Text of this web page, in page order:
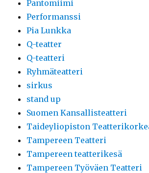
Pantomiimi
Performanssi
Pia Lunkka
Q-teatter
Q-teatteri
Ryhmäteatteri
sirkus
stand up
Suomen Kansallisteatteri
Taideyliopiston
Tampereen Teatteri
Tampereen teatterikesä
Tampereen Työväen Teatteri